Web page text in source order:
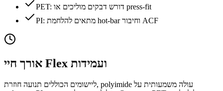
PET: דורש דבקים מוליכים או press-fit
PI: מתאים להלחמת hot-bar וחיבור ACF
אורך חיי Flex ועמידות
ליישומים הכוללים תנועה חוזרת, polyimide עולה משמעותית על